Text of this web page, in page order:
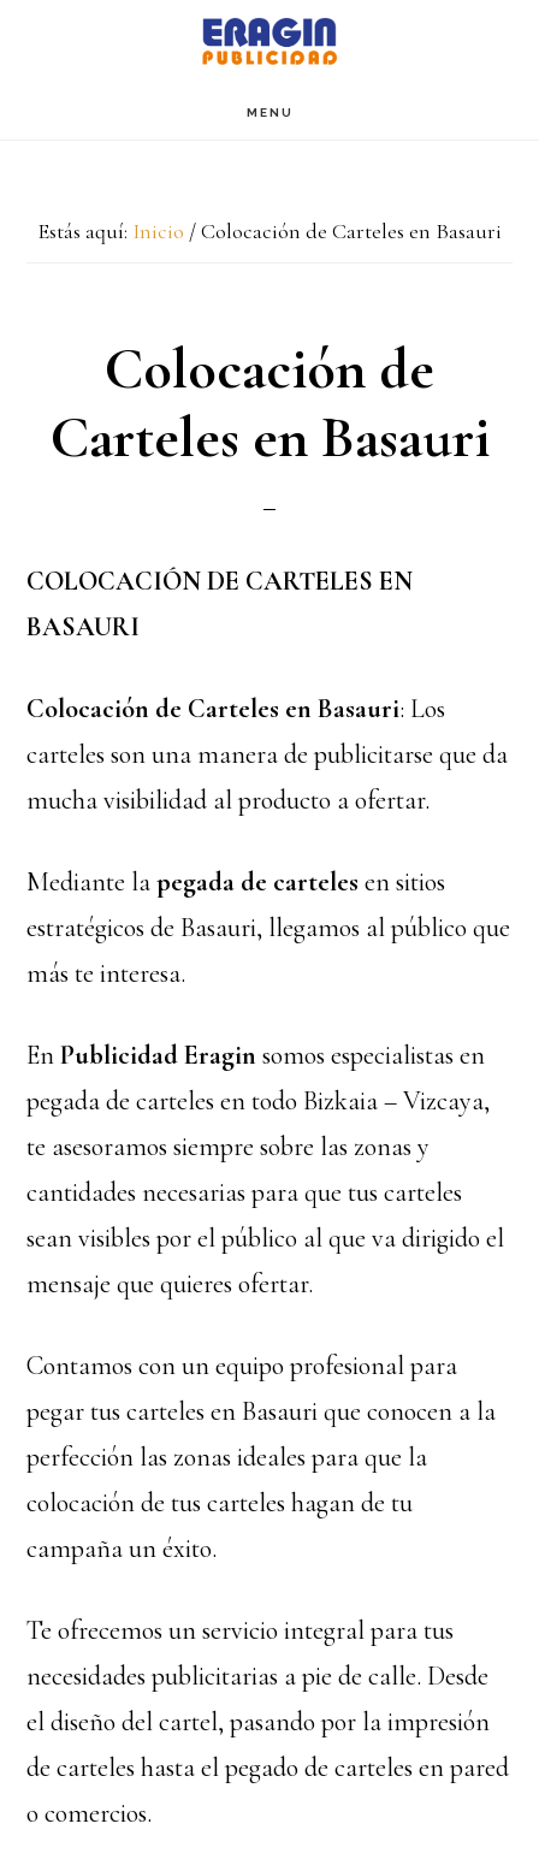
MENU
Estás aquí: Inicio /Colocación de Carteles en Basauri
Colocación de
Carteles en Basauri
COLOCACIÓN DE CARTELES EN
BASAURI
Colocación de Carteles en Basauri: Los
carteles son una manera de publicitarse que da
mucha visibilidad al producto a ofertar.
Mediante lapegada de carteles en sitios
estratégicos de Basauri, llegamos al público que
más te interesa.
EnPublicidad Eraginsomos especialistas en
pegada de carteles en todo Bizkaia – Vizcaya,
te asesoramos siempre sobre las zonas y
cantidades necesarias para que tus carteles
sean visibles por el público al que va dirigido el
mensaje que quieres ofertar.
Contamos con un equipo profesional para
pegar tus carteles en Basauri que conocen a la
perfección las zonas ideales para que la
colocación de tus carteles hagan de tu
campaña un éxito.
Te ofrecemos un servicio integral para tus
necesidades publicitarias a pie de calle. Desde
el diseño del cartel, pasando por la impresión
de carteles hasta el pegado de carteles en pared
o comercios.